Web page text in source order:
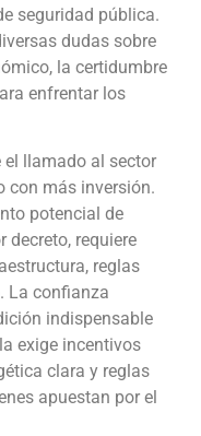
seguridad pública.
dudas sobre
la certidumbre
enfrentar los
el llamado al sector
con más inversión.
potencial de
decreto, requiere
reglas
La confianza
indispensable
exige incentivos
clara y reglas
apuestan por el